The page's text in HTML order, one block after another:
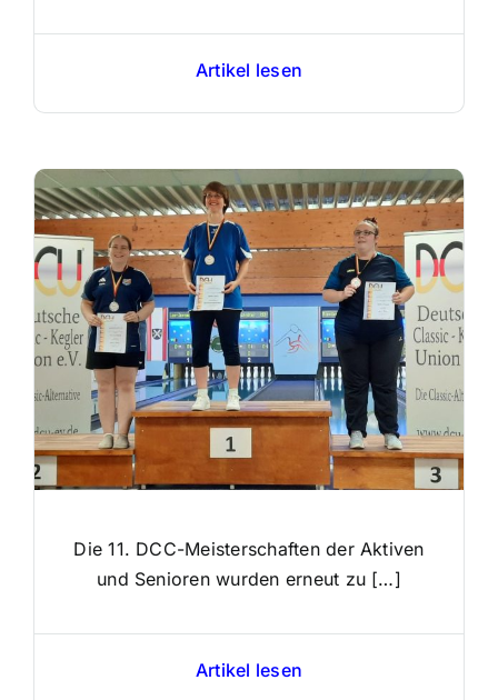
Artikel lesen
Die 11. DCC-Meisterschaften der Aktiven
und Senioren wurden erneut zu […]
Artikel lesen